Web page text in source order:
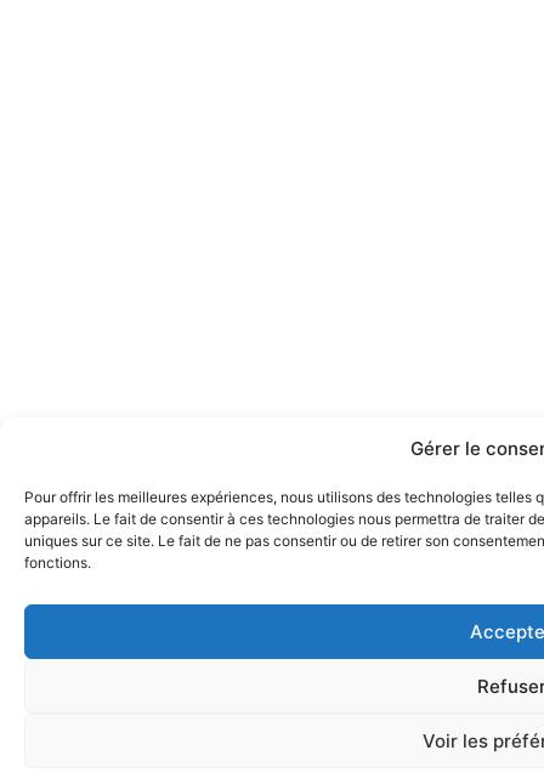
Gérer le
Pour offrir les meilleures expériences, nous utilisons des technologies
appareils. Le fait de consentir à ces technologies nous permettra de traiter
uniques sur ce site. Le fait de ne pas consentir ou de retirer son
fonctions.
Voir les